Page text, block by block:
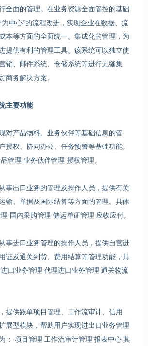
全面的管理。在业务资源全面管控的基础
中心”的流程改进，实现企业在数据、流
本等方面的全面统一。集成化的管理，为
提供有利的管理工具。该系统可以独立使
销、邮件系统、仓储系统等进行无缝集
商务解决方案。
主要功能
产品物料、业务伙伴等基础信息的管
授权、协同办公、任务预警等基础功能。
管理·业务伙伴管理·授权管理。
出口业务的管理及操作人员，提供有关
输、单据及国际结算等方面的管理。具体
·国内采购管理·储运单证管理·应收应付。
进口业务管理的操作人员，提供自营进
证及通关到货、费用结算等管理功能，具
口业务管理·代理进口业务管理·通关物流
供跟单项目管理、工作流审计、信用
展型模块，帮助用户实现进出口业务管理
：·项目管理·工作流审计管理·报表中心·其